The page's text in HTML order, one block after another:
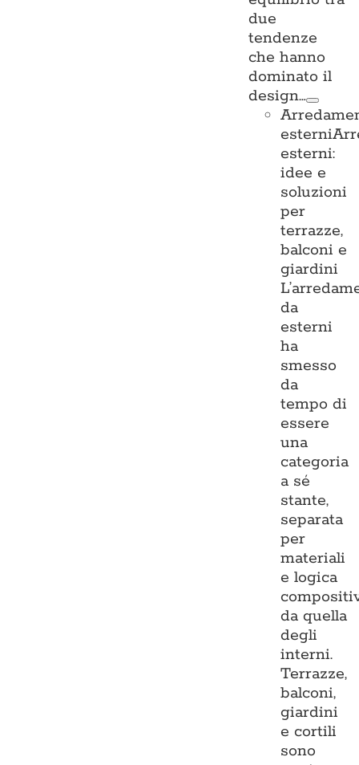
due
tendenze
che hanno
dominato il
design…
esterni
esterni:
idee e
soluzioni
per
terrazze,
balconi e
giardini
da
esterni
ha
smesso
da
tempo di
essere
una
categoria
a sé
stante,
separata
per
materiali
e logica
da quella
degli
interni.
Terrazze,
balconi,
giardini
e cortili
sono